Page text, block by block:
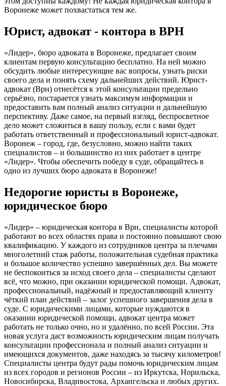
Воронеже может похвастаться тем же.
Юрист, адвокат - контора в ВРН
«Лидер», бюро адвоката в Воронеже, предлагает своим
клиентам первую консультацию бесплатно. На ней можно
обсудить любые интересующие вас вопросы, узнать риски
своего дела и понять схему дальнейших действий. Юрист-
адвокат (Врн) отнесётся к этой консультации предельно
серьёзно, постарается узнать максимум информации и
предоставить вам полный анализ ситуации и дальнейшую
перспективу. Даже самое, на первый взгляд, беспросветное
дело может сложиться в вашу пользу, если с вами будет
работать ответственный и профессиональный юрист-адвокат.
Воронеж – город, где, безусловно, можно найти таких
специалистов – и большинство из них работает в центре
«Лидер». Чтобы обеспечить победу в суде, обращайтесь в
одно из лучших бюро адвоката в Воронеже!
Недорогие юристы в Воронеже,
юридическое бюро
«Лидер» – юридическая контора в Врн, специалисты которой
работают во всех областях права и постоянно повышают свою
квалификацию. У каждого из сотрудников центра за плечами
многолетний стаж работы, положительная судебная практика
и большое количество успешно завершённых дел. Вы можете
не беспокоиться за исход своего дела – специалисты сделают
всё, что можно, при оказании юридической помощи. Адвокат,
профессиональный, надёжный и предоставляющий клиенту
чёткий план действий – залог успешного завершения дела в
суде. С юридическими лицами, которые нуждаются в
оказании юридической помощи, адвокат центра может
работать не только очно, но и удалённо, по всей России. Эта
новая услуга даст возможность юридическим лицам получать
консультации профессионала и полный анализ ситуации и
имеющихся документов, даже находясь за тысячу километров!
Специалисты центра будут рады помочь юридическим лицам
из всех городов и регионов России – из Иркутска, Норильска,
Новосибирска, Владивостока, Архангельска и любых других.